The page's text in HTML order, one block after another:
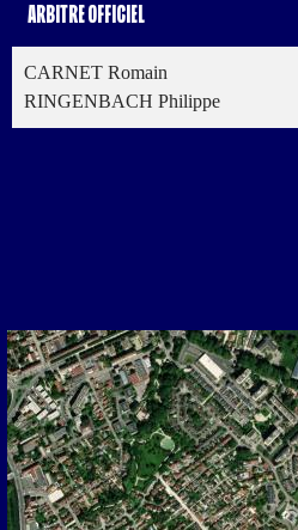
Arbitre Officiel
CARNET Romain
RINGENBACH Philippe